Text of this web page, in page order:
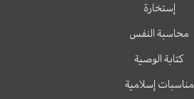
إستخارة
محاسبة النفس
كتابة الوصية
مناسبات إسلامية